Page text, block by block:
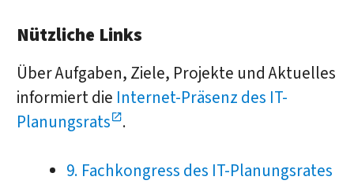
Nützliche Links
Über Aufgaben, Ziele, Projekte und Aktuelles
informiert die Internet-Präsenz des IT-
Planungsrats .
9. Fachkongress des IT-Planungsrates